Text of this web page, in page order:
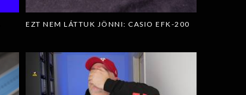
EZT NEM LÁTTUK JÖNNI: CASIO EFK-200